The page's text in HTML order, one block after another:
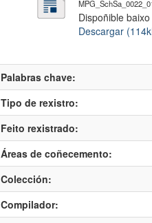
Dispoñible
Descargar
Palabras chave:
Tipo de rexistro:
Feito rexistrado:
Áreas de coñecemento:
Colección:
Compilador: